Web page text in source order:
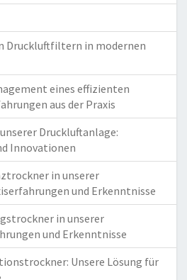
Druckluftfiltern in modernen
eines effizienten
aus der Praxis
Druckluftanlage:
Innovationen
in unserer
und Erkenntnisse
in unserer
und Erkenntnisse
Unsere Lösung für